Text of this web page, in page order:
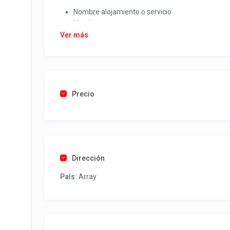
Nombre alojamiento o servicio
Nombre
Rut
Una vez recibido procederemos a activar su aviso
Ver más
Precio
Dirección
País: Array